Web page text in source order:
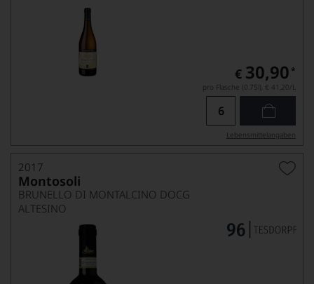
€ 30,90 *
pro Flasche (0.75l), € 41,20/L
Lebensmittel­angaben
2017
Montosoli
BRUNELLO DI MONTALCINO DOCG
ALTESINO